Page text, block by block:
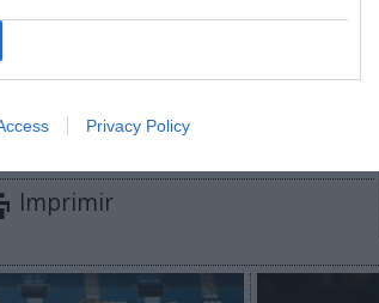
Privacy Policy
de forma
Imprimir